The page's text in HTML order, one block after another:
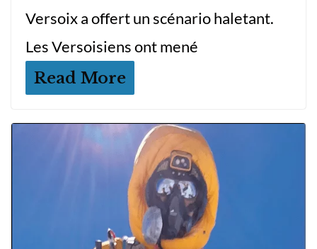
Versoix a offert un scénario haletant.
Les Versoisiens ont mené
Read More